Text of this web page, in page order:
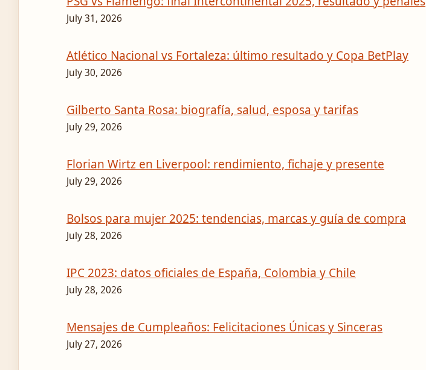
July 31, 2026
Atlético Nacional vs Fortaleza: último resultado y Copa BetPlay
July 30, 2026
Gilberto Santa Rosa: biografía, salud, esposa y tarifas
July 29, 2026
Florian Wirtz en Liverpool: rendimiento, fichaje y presente
July 29, 2026
Bolsos para mujer 2025: tendencias, marcas y guía de compra
July 28, 2026
IPC 2023: datos oficiales de España, Colombia y Chile
July 28, 2026
Mensajes de Cumpleaños: Felicitaciones Únicas y Sinceras
July 27, 2026